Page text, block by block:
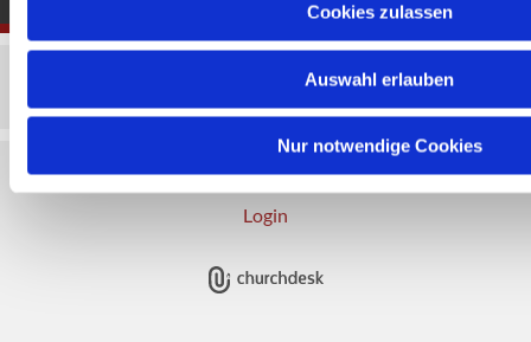
Cookies zulassen
Auswahl erlauben
Nur notwendige Cookies
Impressum Datenschutzerklärung
ChurchDesk-
Login